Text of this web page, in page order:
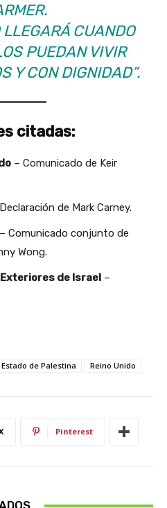
LLEGARÁ CUANDO
PUEDAN VIVIR
Y CON DIGNIDAD”.
citadas:
– Comunicado de Keir
de Mark Carney.
– Comunicado conjunto de
Wong.
de Israel –
Estado de Palestina Reino Unido
Pinterest